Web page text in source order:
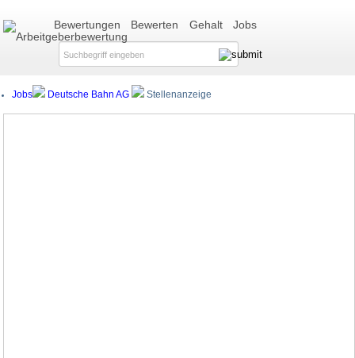
Bewertungen Bewerten Gehalt Jobs
Jobs Deutsche Bahn AG Stellenanzeige